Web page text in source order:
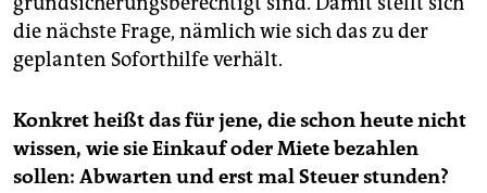
die nächste Frage, nämlich wie sich das zu der
geplanten Soforthilfe verhält.
Konkret heißt das für jene, die schon heute nicht
wissen, wie sie Einkauf oder Miete bezahlen
sollen: Abwarten und erst mal Steuer stunden?